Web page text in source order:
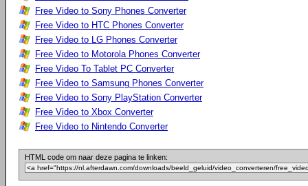
Free Video to Sony Phones Converter
Free Video to HTC Phones Converter
Free Video to LG Phones Converter
Free Video to Motorola Phones Converter
Free Video To Tablet PC Converter
Free Video to Samsung Phones Converter
Free Video to Sony PlayStation Converter
Free Video to Xbox Converter
Free Video to Nintendo Converter
HTML code om naar deze pagina te linken: